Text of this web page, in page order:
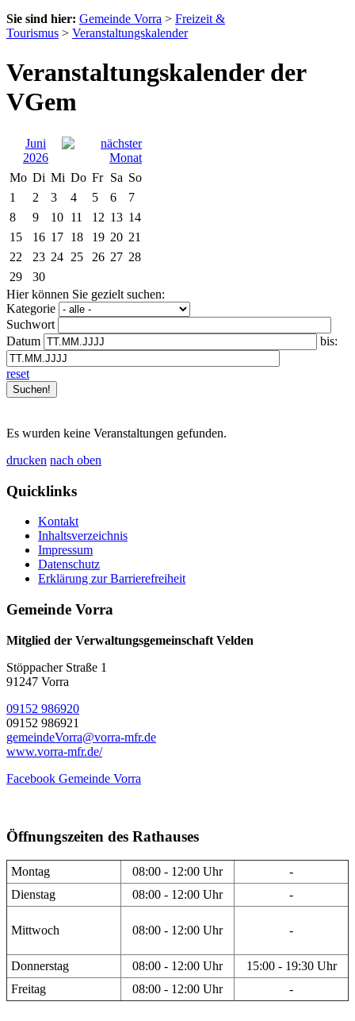
Sie sind hier: Gemeinde Vorra > Freizeit &
Tourismus > Veranstaltungskalender
Veranstaltungskalender der
VGem
Juni
2026
Mo Di Mi Do Fr Sa So
1
2 3 4 5 6
7
8
9 10 11 12 13 14
15
16 17 18 19 20 21
22
23 24 25 26 27 28
29
30
Hier können Sie gezielt suchen:
Kategorie
Suchwort
Datum
bis:
reset
Es wurden keine Veranstaltungen gefunden.
drucken nach oben
Quicklinks
Kontakt
Inhaltsverzeichnis
Impressum
Datenschutz
Erklärung zur Barrierefreiheit
Gemeinde Vorra
Mitglied der Verwaltungsgemeinschaft Velden
Stöppacher Straße 1
91247 Vorra
09152 986920
09152 986921
gemeindeVorra@vorra-mfr.de
www.vorra-mfr.de/
Facebook Gemeinde Vorra
Öffnungszeiten des Rathauses
Montag 08:00 - 12:00 Uhr
-
Dienstag
08:00 - 12:00 Uhr -
Mittwoch 08:00 - 12:00 Uhr -
Donnerstag 08:00 - 12:00 Uhr
15:00 - 19:30 Uhr
Freitag
08:00 - 12:00 Uhr -